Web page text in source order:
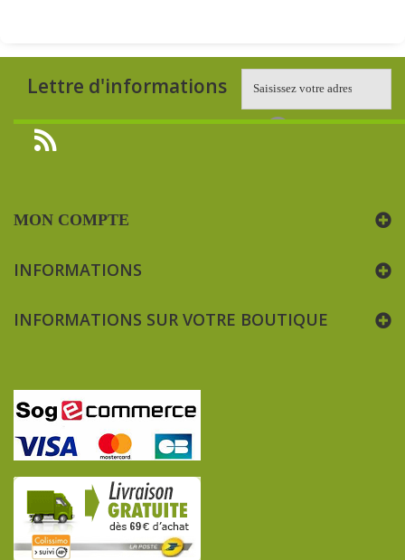
Lettre d'informations
MON COMPTE
INFORMATIONS
INFORMATIONS SUR VOTRE BOUTIQUE